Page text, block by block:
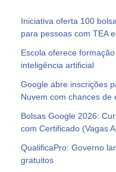
Iniciativa oferta 100
para pessoas com TEA
Escola oferece
inteligência artificial
Google abre inscrições
Nuvem com chances de
Bolsas Google 2026:
com Certificado (Vagas
QualificaPro: Governo
gratuitos